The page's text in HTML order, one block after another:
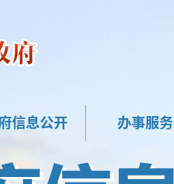
信息公开 办事服务